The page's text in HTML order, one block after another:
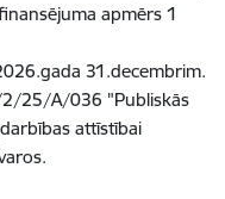
apmērs 1
31.decembrim.
25/A/036 "Publiskās
attīstībai